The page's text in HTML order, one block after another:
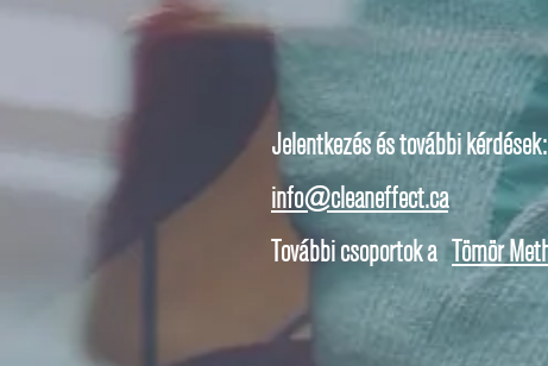
Jelentkezés és további kérdések:
info@cleaneffect.ca
További csoportok aTömör